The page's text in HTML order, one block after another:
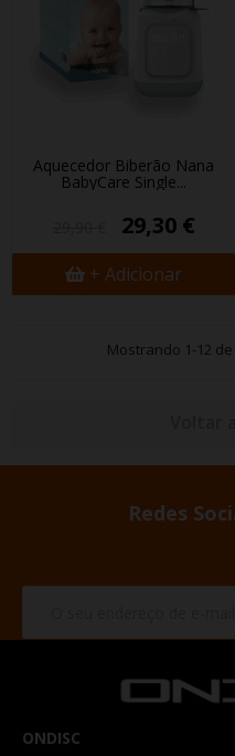
Aquecedor Biberão Nana
BabyCare Single...
29,30 €
+ Adicionar
Mostrando 1-12
Redes
ONDISC